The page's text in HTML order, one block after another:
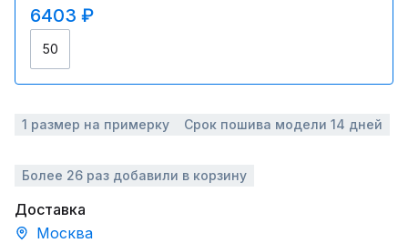
6403 ₽
50
1 размер на примерку Срок пошива модели 14 дней
Более 26 раз добавили в корзину
Доставка
Москва